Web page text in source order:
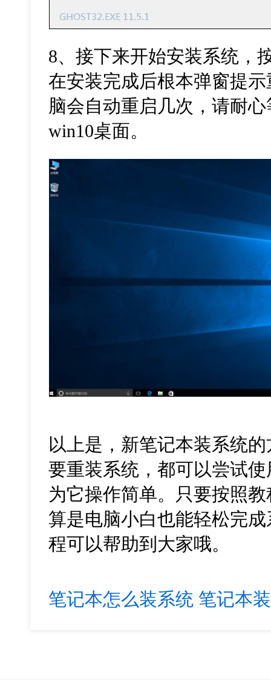
8、接下来开始安装系统，
在安装完成后根本弹窗提
脑会自动重启几次，请耐
win10桌面。
以上是，新笔记本装系统
要重装系统，都可以尝试
为它操作简单。只要按照
算是电脑小白也能轻松完
程可以帮助到大家哦。
笔记本怎么装系统 笔记本